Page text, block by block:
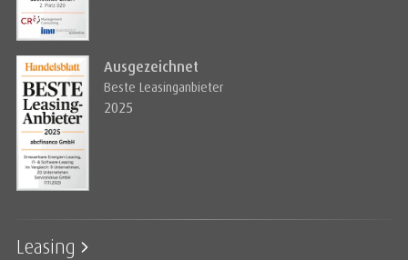
Ausgezeichnet
Beste Leasinganbieter
2025
Leasing